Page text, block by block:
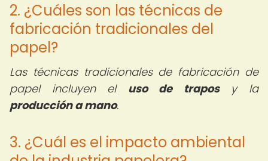
2. ¿Cuáles son las técnicas de
fabricación tradicionales del
papel?
Las técnicas tradicionales de fabricación de
papel incluyen el uso de traposy la
producción a mano.
3. ¿Cuál es el impacto ambiental